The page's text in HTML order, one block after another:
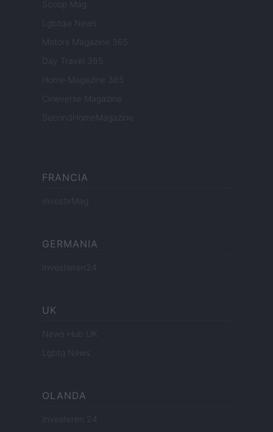
Scoop Mag
Lgbtqia News
Motors Magazine 365
Day Travel 365
Home Magazine 365
Cineverse Magazine
SecondHomeMagazine
FRANCIA
InvestirMag
GERMANIA
Investieren24
UK
News Hub UK
Lgbtq News
OLANDA
Investeren 24